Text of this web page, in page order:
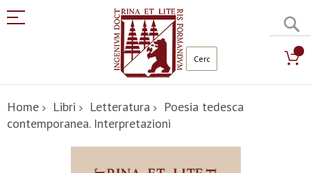
al
contenuto
Home Libri Letteratura
Poesia tedesca
contemporanea. Interpretazioni